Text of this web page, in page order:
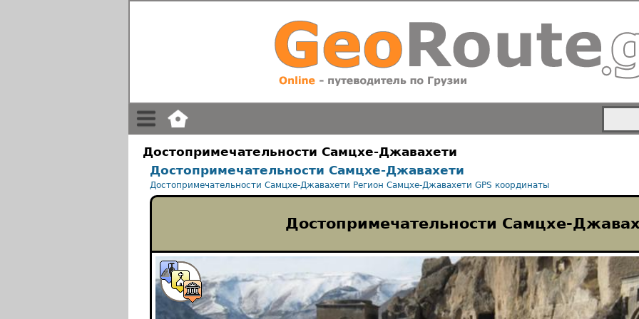
Достопримечательности Самцхе-Джавахети
Достопримечательности Самцхе-Джавахети
Достопримечательности Самцхе-Джавахети Регион Самцхе-Джавахети GPS координаты
Достопримечательности Самцхе-